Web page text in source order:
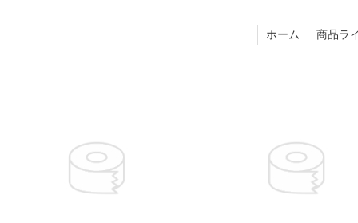
ホーム 商品ラ